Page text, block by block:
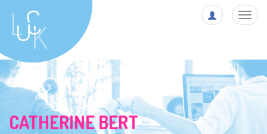
CATHERINE BERT